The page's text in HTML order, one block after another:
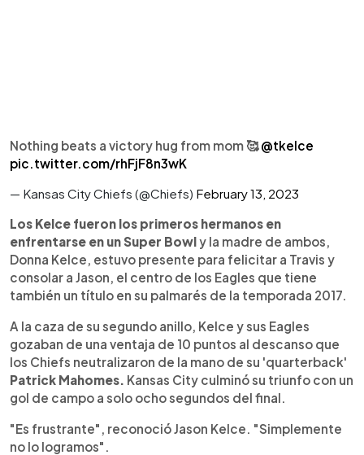
Nothing beats a victory hug from mom 🥰@tkelce
pic.twitter.com/rhFjF8n3wK
— Kansas City Chiefs (@Chiefs) February 13, 2023
Los Kelce fueron los primeros hermanos en
enfrentarse en un Super Bowly la madre de ambos,
Donna Kelce, estuvo presente para felicitar a Travis y
consolar a Jason, el centro de los Eagles que tiene
también un título en su palmarés de la temporada 2017.
A la caza de su segundo anillo, Kelce y sus Eagles
gozaban de una ventaja de 10 puntos al descanso que
los Chiefs neutralizaron de la mano de su 'quarterback'
Patrick Mahomes. Kansas City culminó su triunfo con un
gol de campo a solo ocho segundos del final.
"Es frustrante", reconoció Jason Kelce. "Simplemente
no lo logramos".